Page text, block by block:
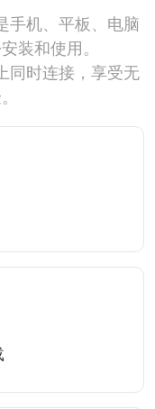
手机、平板、电脑
装和使用。
同时连接，享受无